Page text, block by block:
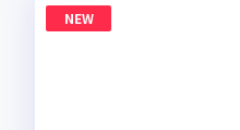
NEW